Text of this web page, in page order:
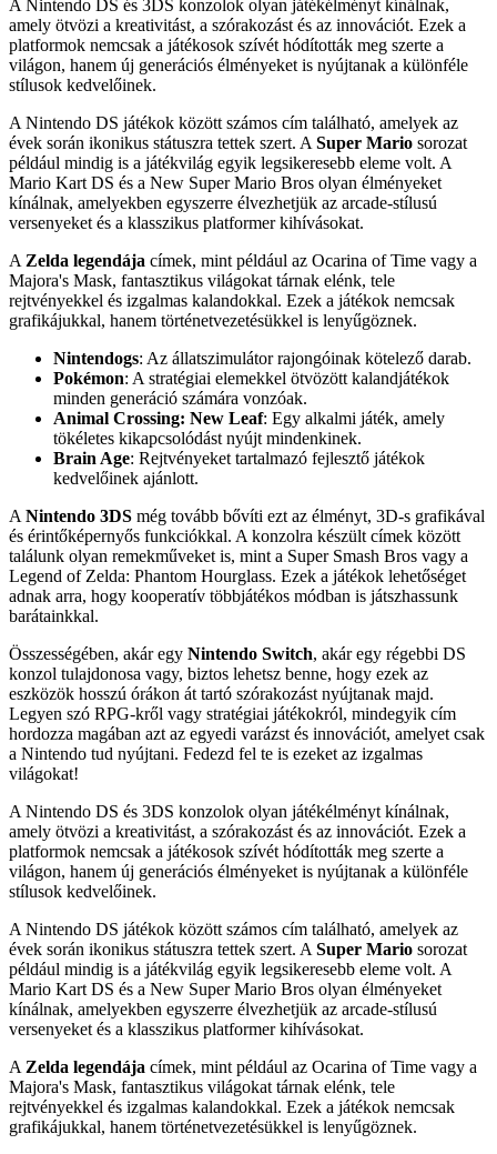
A Nintendo DS és 3DS konzolok olyan játékélményt kínálnak,
amely ötvözi a kreativitást, a szórakozást és az innovációt. Ezek a
platformok nemcsak a játékosok szívét hódították meg szerte a
világon, hanem új generációs élményeket is nyújtanak a különféle
stílusok kedvelőinek.
A Nintendo DS játékok között számos cím található, amelyek az
évek során ikonikus státuszra tettek szert. A Super Mario sorozat
például mindig is a játékvilág egyik legsikeresebb eleme volt. A
Mario Kart DS és a New Super Mario Bros olyan élményeket
kínálnak, amelyekben egyszerre élvezhetjük az arcade-stílusú
versenyeket és a klasszikus platformer kihívásokat.
A Zelda legendája címek, mint például az Ocarina of Time vagy a
Majora's Mask, fantasztikus világokat tárnak elénk, tele
rejtvényekkel és izgalmas kalandokkal. Ezek a játékok nemcsak
grafikájukkal, hanem történetvezetésükkel is lenyűgöznek.
Nintendogs: Az állatszimulátor rajongóinak kötelező darab.
Pokémon: A stratégiai elemekkel ötvözött kalandjátékok
minden generáció számára vonzóak.
Animal Crossing: New Leaf: Egy alkalmi játék, amely
tökéletes kikapcsolódást nyújt mindenkinek.
Brain Age: Rejtvényeket tartalmazó fejlesztő játékok
kedvelőinek ajánlott.
A Nintendo 3DS még tovább bővíti ezt az élményt, 3D-s grafikával
és érintőképernyős funkciókkal. A konzolra készült címek között
találunk olyan remekműveket is, mint a Super Smash Bros vagy a
Legend of Zelda: Phantom Hourglass. Ezek a játékok lehetőséget
adnak arra, hogy kooperatív többjátékos módban is játszhassunk
barátainkkal.
Összességében, akár egy Nintendo Switch, akár egy régebbi DS
konzol tulajdonosa vagy, biztos lehetsz benne, hogy ezek az
eszközök hosszú órákon át tartó szórakozást nyújtanak majd.
Legyen szó RPG-kről vagy stratégiai játékokról, mindegyik cím
hordozza magában azt az egyedi varázst és innovációt, amelyet csak
a Nintendo tud nyújtani. Fedezd fel te is ezeket az izgalmas
világokat!
A Nintendo DS és 3DS konzolok olyan játékélményt kínálnak,
amely ötvözi a kreativitást, a szórakozást és az innovációt. Ezek a
platformok nemcsak a játékosok szívét hódították meg szerte a
világon, hanem új generációs élményeket is nyújtanak a különféle
stílusok kedvelőinek.
A Nintendo DS játékok között számos cím található, amelyek az
évek során ikonikus státuszra tettek szert. A Super Mario sorozat
például mindig is a játékvilág egyik legsikeresebb eleme volt. A
Mario Kart DS és a New Super Mario Bros olyan élményeket
kínálnak, amelyekben egyszerre élvezhetjük az arcade-stílusú
versenyeket és a klasszikus platformer kihívásokat.
A Zelda legendája címek, mint például az Ocarina of Time vagy a
Majora's Mask, fantasztikus világokat tárnak elénk, tele
rejtvényekkel és izgalmas kalandokkal. Ezek a játékok nemcsak
grafikájukkal, hanem történetvezetésükkel is lenyűgöznek.